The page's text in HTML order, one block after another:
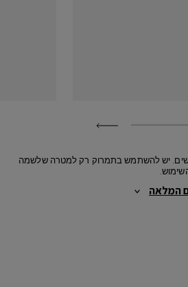
הפתיחה: 6 חודשים. יש להשתמש בתמרוק רק למטרה שלשמה
המלאה